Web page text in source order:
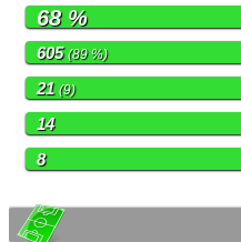
68 %
605(89 %)
21 (9)
14
8